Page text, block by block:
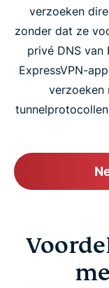
verzoeken
zonder dat ze
privé DNS van
ExpressVPN-
verzoeken